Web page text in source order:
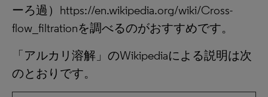
ーろ過）https://en.wikipedia.org/wiki/Cross-
flow_filtrationを調べるのがおすすめです。
「アルカリ溶解」のWikipediaによる説明は次
のとおりです。